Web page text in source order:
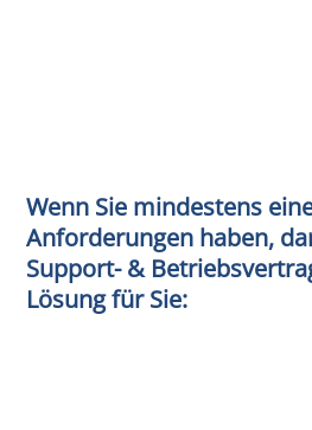
Wenn Sie mindestens
Anforderungen haben,
Support- &
Lösung für Sie: